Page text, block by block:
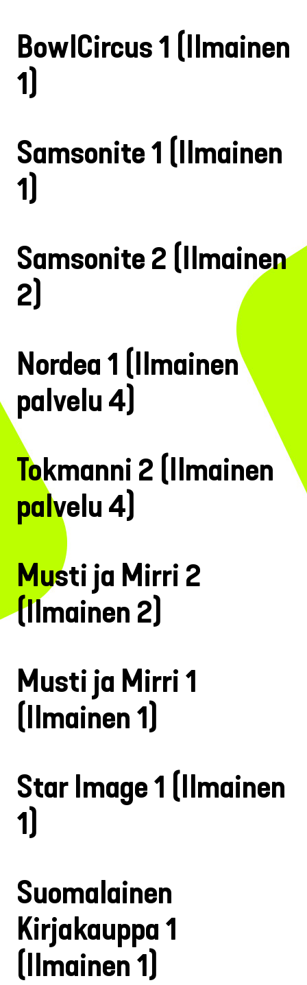
BowlCircus 1 (Ilmainen
1)
Samsonite 1 (Ilmainen
1)
Samsonite 2 (Ilmainen
2)
Nordea 1 (Ilmainen
palvelu 4)
Tokmanni 2 (Ilmainen
palvelu 4)
Musti ja Mirri 2
(Ilmainen 2)
Musti ja Mirri 1
(Ilmainen 1)
Star Image 1 (Ilmainen
1)
Suomalainen
Kirjakauppa 1
(Ilmainen 1)